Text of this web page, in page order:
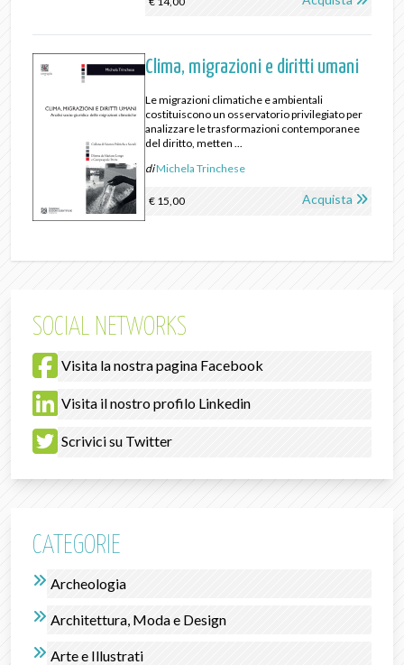
Clima, migrazioni e diritti umani
Le migrazioni climatiche e ambientali
costituiscono un osservatorio privilegiato per
analizzare le trasformazioni contemporanee
del diritto, metten ...
diMichela Trinchese
€ 15,00 Acquista
SOCIAL NETWORKS
Visita la nostra pagina Facebook
Visita il nostro profilo Linkedin
Scrivici su Twitter
CATEGORIE
Archeologia
Architettura, Moda e Design
Arte e Illustrati